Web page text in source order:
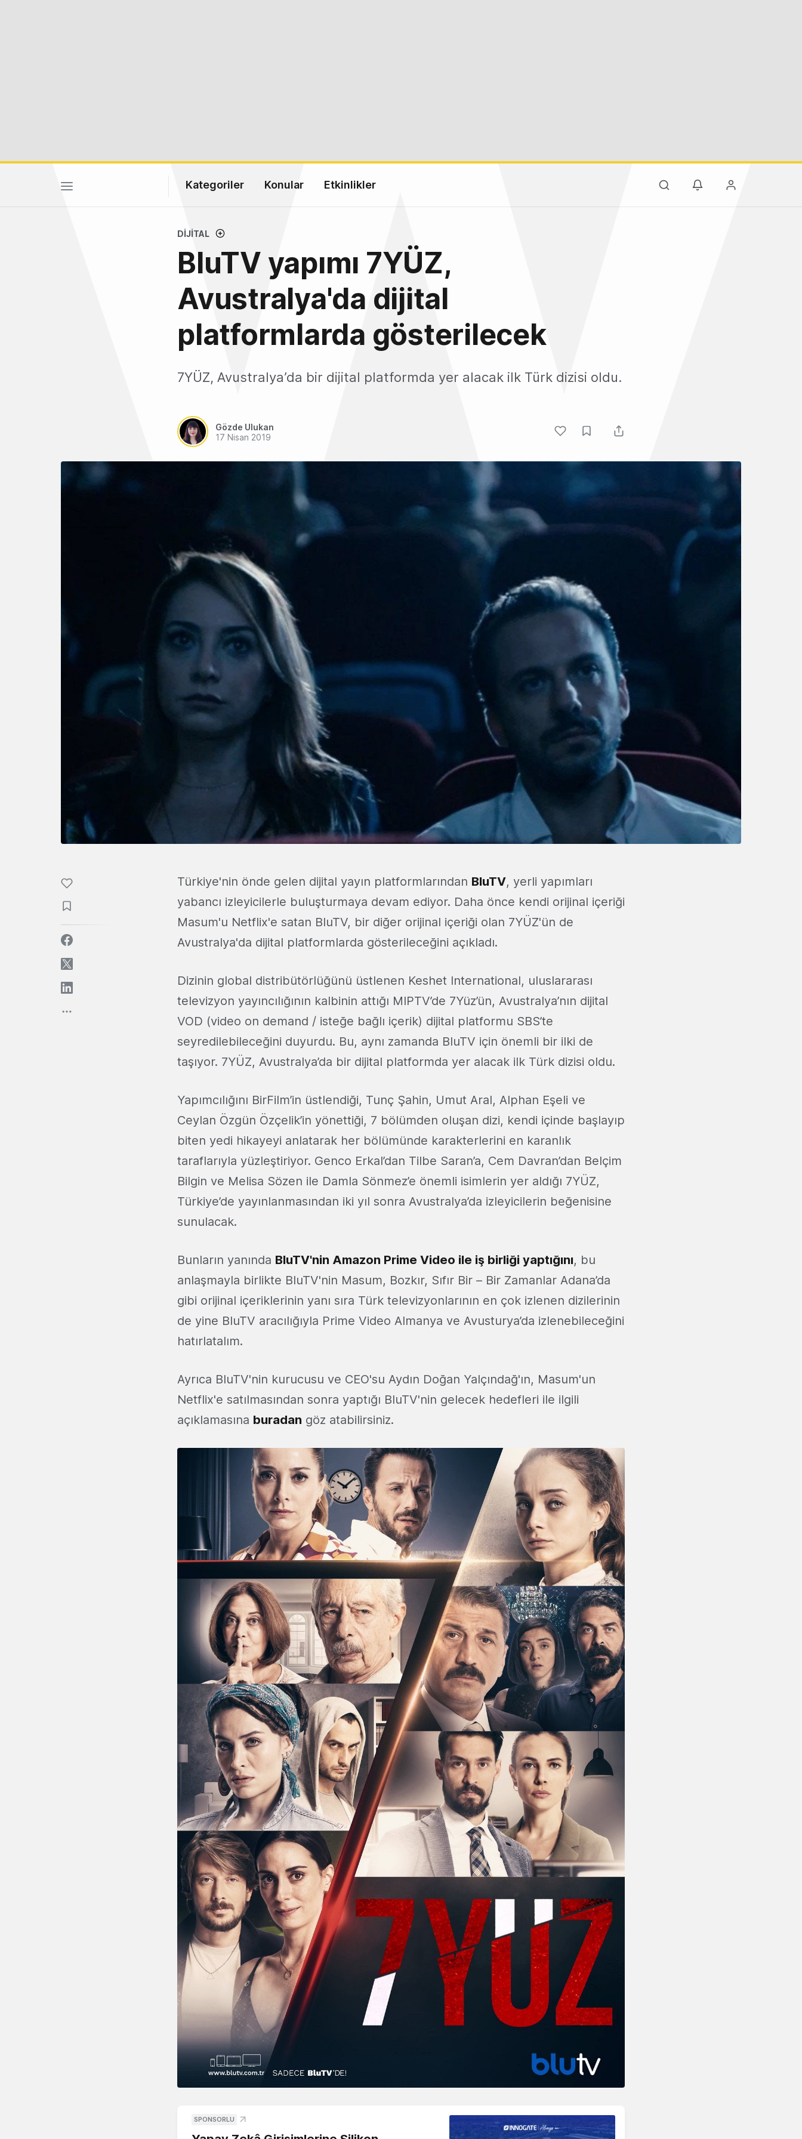
Kategoriler Konular Etkinlikler
DIJITAL
BluTV yapımı 7YÜZ,
Avustralya'da dijital
platformlarda gösterilecek
7YÜZ, Avustralya’da bir dijital platformda yer alacak ilk Türk dizisi oldu.
Gözde Ulukan
17 Nisan 2019
Türkiye'nin önde gelen dijital yayın platformlarından BluTV, yerli yapımları
yabancı izleyicilerle buluşturmaya devam ediyor. Daha önce kendi orijinal içeriği
Masum'u Netflix'e satan BluTV, bir diğer orijinal içeriği olan 7YÜZ'ün de
Avustralya'da dijital platformlarda gösterileceğini açıkladı.
Dizinin global distribütörlüğünü üstlenen Keshet International, uluslararası
televizyon yayıncılığının kalbinin attığı MIPTV’de 7Yüz’ün, Avustralya’nın dijital
VOD (video on demand / isteğe bağlı içerik) dijital platformu SBS’te
seyredilebileceğini duyurdu. Bu, aynı zamanda BluTV için önemli bir ilki de
taşıyor. 7YÜZ, Avustralya’da bir dijital platformda yer alacak ilk Türk dizisi oldu.
Yapımcılığını BirFilm’in üstlendiği, Tunç Şahin, Umut Aral, Alphan Eşeli ve
Ceylan Özgün Özçelik’in yönettiği, 7 bölümden oluşan dizi, kendi içinde başlayıp
biten yedi hikayeyi anlatarak her bölümünde karakterlerini en karanlık
taraflarıyla yüzleştiriyor. Genco Erkal’dan Tilbe Saran’a, Cem Davran’dan Belçim
Bilgin ve Melisa Sözen ile Damla Sönmez’e önemli isimlerin yer aldığı 7YÜZ,
Türkiye’de yayınlanmasından iki yıl sonra Avustralya’da izleyicilerin beğenisine
sunulacak.
Bunların yanında BluTV'nin Amazon Prime Video ile iş birliği yaptığını, bu
anlaşmayla birlikte BluTV'nin Masum, Bozkır, Sıfır Bir – Bir Zamanlar Adana’da
gibi orijinal içeriklerinin yanı sıra Türk televizyonlarının en çok izlenen dizilerinin
de yine BluTV aracılığıyla Prime Video Almanya ve Avusturya’da izlenebileceğini
hatırlatalım.
Ayrıca BluTV'nin kurucusu ve CEO'su Aydın Doğan Yalçındağ'ın, Masum'un
Netflix'e satılmasından sonra yaptığı BluTV'nin gelecek hedefleri ile ilgili
açıklamasına buradan göz atabilirsiniz.
SPONSORLU